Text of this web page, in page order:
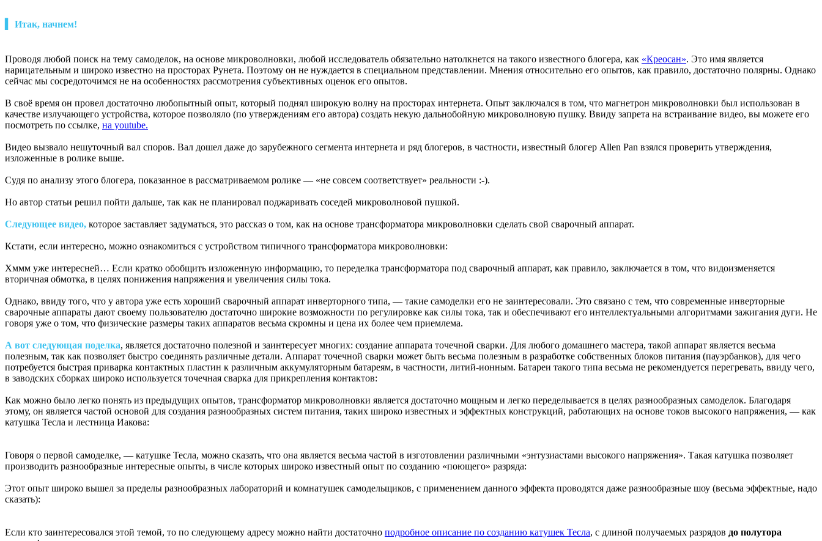
▍ Итак, начнем!
Проводя любой поиск на тему самоделок, на основе микроволновки, любой исследователь обязательно натолкнется на такого известного блогера, как «Креосан». Это имя является
нарицательным и широко известно на просторах Рунета. Поэтому он не нуждается в специальном представлении. Мнения относительно его опытов, как правило, достаточно полярны. Однако
сейчас мы сосредоточимся не на особенностях рассмотрения субъективных оценок его опытов.
В своё время он провел достаточно любопытный опыт, который поднял широкую волну на просторах интернета. Опыт заключался в том, что магнетрон микроволновки был использован в
качестве излучающего устройства, которое позволяло (по утверждениям его автора) создать некую дальнобойную микроволновую пушку. Ввиду запрета на встраивание видео, вы можете его
посмотреть по ссылке, на youtube.
Видео вызвало нешуточный вал споров. Вал дошел даже до зарубежного сегмента интернета и ряд блогеров, в частности, известный блогер Allen Pan взялся проверить утверждения,
изложенные в ролике выше.
Судя по анализу этого блогера, показанное в рассматриваемом ролике — «не совсем соответствует» реальности :-).
Но автор статьи решил пойти дальше, так как не планировал поджаривать соседей микроволновой пушкой.
Следующее видео, которое заставляет задуматься, это рассказ о том, как на основе трансформатора микроволновки сделать свой сварочный аппарат.
Кстати, если интересно, можно ознакомиться с устройством типичного трансформатора микроволновки:
Хммм уже интересней… Если кратко обобщить изложенную информацию, то переделка трансформатора под сварочный аппарат, как правило, заключается в том, что видоизменяется
вторичная обмотка, в целях понижения напряжения и увеличения силы тока.
Однако, ввиду того, что у автора уже есть хороший сварочный аппарат инверторного типа, — такие самоделки его не заинтересовали. Это связано с тем, что современные инверторные
сварочные аппараты дают своему пользователю достаточно широкие возможности по регулировке как силы тока, так и обеспечивают его интеллектуальными алгоритмами зажигания дуги. Не
говоря уже о том, что физические размеры таких аппаратов весьма скромны и цена их более чем приемлема.
А вот следующая поделка, является достаточно полезной и заинтересует многих: создание аппарата точечной сварки. Для любого домашнего мастера, такой аппарат является весьма
полезным, так как позволяет быстро соединять различные детали. Аппарат точечной сварки может быть весьма полезным в разработке собственных блоков питания (пауэрбанков), для чего
потребуется быстрая приварка контактных пластин к различным аккумуляторным батареям, в частности, литий-ионным. Батареи такого типа весьма не рекомендуется перегревать, ввиду чего,
в заводских сборках широко используется точечная сварка для прикрепления контактов:
Как можно было легко понять из предыдущих опытов, трансформатор микроволновки является достаточно мощным и легко переделывается в целях разнообразных самоделок. Благодаря
этому, он является частой основой для создания разнообразных систем питания, таких широко известных и эффектных конструкций, работающих на основе токов высокого напряжения, — как
катушка Тесла и лестница Иакова:
Говоря о первой самоделке, — катушке Тесла, можно сказать, что она является весьма частой в изготовлении различными «энтузиастами высокого напряжения». Такая катушка позволяет
производить разнообразные интересные опыты, в числе которых широко известный опыт по созданию «поющего» разряда:
Этот опыт широко вышел за пределы разнообразных лабораторий и комнатушек самодельщиков, с применением данного эффекта проводятся даже разнообразные шоу (весьма эффектные, надо
сказать):
Если кто заинтересовался этой темой, то по следующему адресу можно найти достаточно подробное описание по созданию катушек Тесла, с длиной получаемых разрядов до полутора